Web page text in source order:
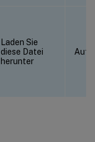
Laden Sie
diese Datei
herunter
Auf